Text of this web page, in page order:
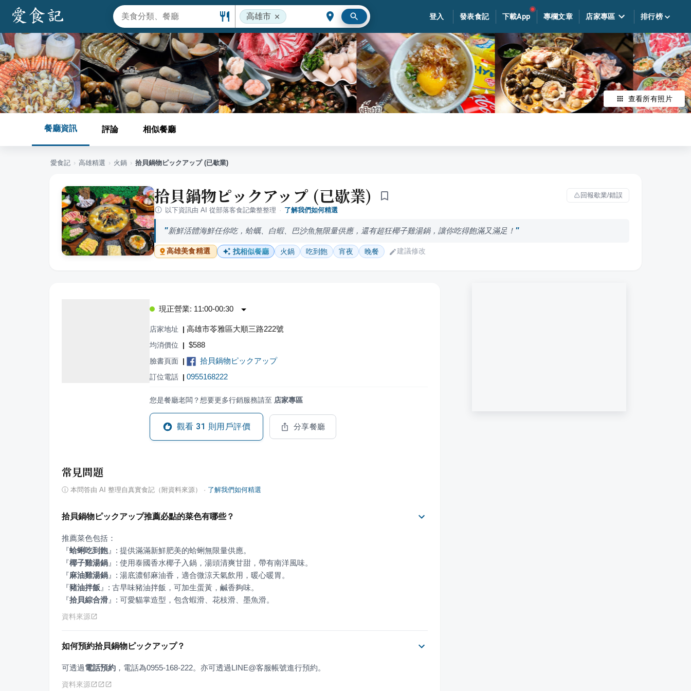
高雄市 登入 發表食記 下載App 專欄文章 店家專區 排行榜
查看所有照片
餐廳資訊 評論 相似餐廳
愛食記 › 高雄精選 › 火鍋 › 拾貝鍋物ピックアップ (已歇業)
拾貝鍋物ピックアップ (已歇業)
回報歇業/錯誤
以下資訊由 AI 從部落客食記彙整整理 · 了解我們如何精選
新鮮活體海鮮任你吃，蛤蠣、白蝦、巴沙魚無限量供應，還有超狂椰子雞湯鍋，讓你吃得飽滿又滿足！
高雄美食精選 找相似餐廳 火鍋 吃到飽 宵夜 晚餐 建議修改
現正營業: 11:00-00:30
店家地址 | 高雄市苓雅區大順三路222號
均消價位 | $588
臉書頁面 | 拾貝鍋物ピックアップ
訂位電話 | 0955168222
您是餐廳老闆？想要更多行銷服務請至 店家專區
觀看 31 則用戶評價 分享餐廳
常見問題
ⓘ 本問答由 AI 整理自真實食記（附資料來源） · 了解我們如何精選
拾貝鍋物ピックアップ推薦必點的菜色有哪些？
『蛤蜊吃到飽』
『椰子雞湯鍋 』
『麻油雞湯鍋 』
『豬油拌飯 』
『拾貝綜合滑 』 : 可愛貓掌造型，包含蝦滑、花枝滑、墨魚滑。
資料來源
如何預約拾貝鍋物ピックアップ？
可透過電話預約 ，電話為0955-168-222。亦可透過LINE@客服帳號進行預約。
資料來源